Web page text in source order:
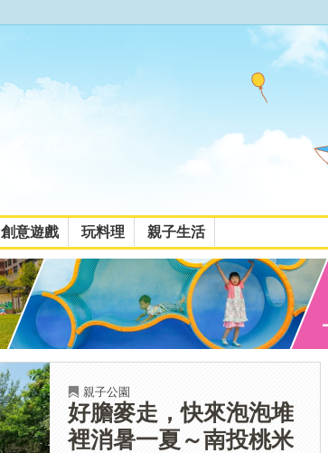
創意遊戲 玩料理 親子生活
親子公園
好膽麥走，快來泡泡堆
裡消暑一夏～南投桃米